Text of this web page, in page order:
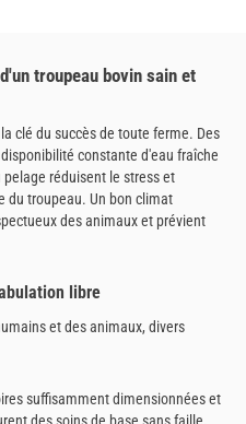
troupeau bovin sain et
clé du succès de toute ferme. Des
constante d'eau fraîche
réduisent le stress et
du troupeau. Un bon climat
des animaux et prévient
libre
et des animaux, divers
suffisamment dimensionnées et